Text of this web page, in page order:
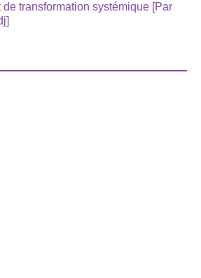
de transformation systémique [Par